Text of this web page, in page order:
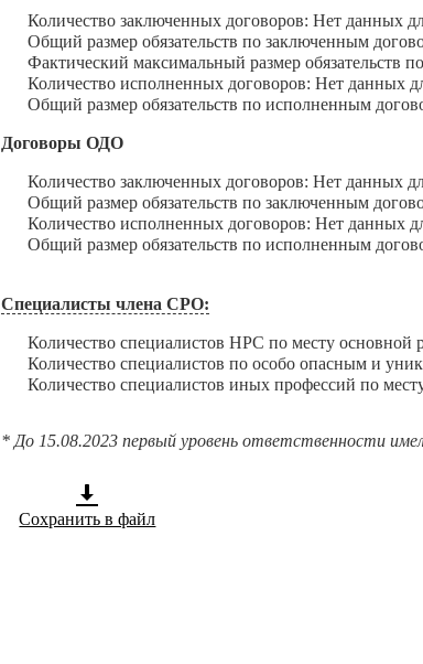
Количество заключенных договоров: Нет данных
Общий размер обязательств по заключенным
Фактический максимальный размер обязательств
Количество исполненных договоров: Нет данных
Общий размер обязательств по исполненным
Договоры ОДО
Количество заключенных договоров: Нет данных
Общий размер обязательств по заключенным
Количество исполненных договоров: Нет данных
Общий размер обязательств по исполненным
Специалисты члена СРО:
Количество специалистов НРС по месту основной
Количество специалистов по особо опасным и
Количество специалистов иных профессий по
* До 15.08.2023 первый уровень ответственности
Сохранить в файл